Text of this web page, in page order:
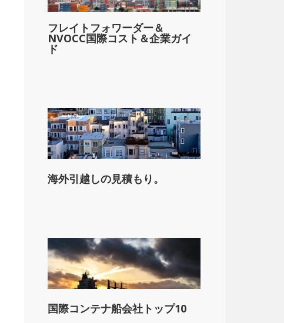
ル
フレイトフォワーダー＆
NVOCC国際コスト＆企業ガイ
ド
海外引越しの見積もり。
国際コンテナ船会社トップ10